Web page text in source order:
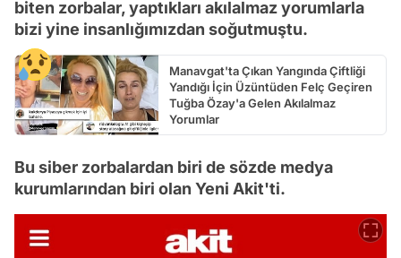
biten zorbalar, yaptıkları akılalmaz yorumlarla
bizi yine insanlığımızdan soğutmuştu.
Manavgat'ta Çıkan Yangında Çiftliği
Yandığı İçin Üzüntüden Felç Geçiren
Tuğba Özay'a Gelen Akılalmaz
Yorumlar
Bu siber zorbalardan biri de sözde medya
kurumlarından biri olan Yeni Akit'ti.